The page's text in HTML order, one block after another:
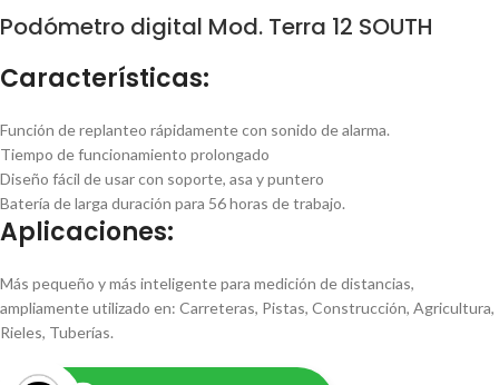
Podómetro digital Mod. Terra 12 SOUTH
Características:
Función de replanteo rápidamente con sonido de alarma.
Tiempo de funcionamiento prolongado
Diseño fácil de usar con soporte, asa y puntero
Batería de larga duración para 56 horas de trabajo.
Aplicaciones:
Más pequeño y más inteligente para medición de distancias,
ampliamente utilizado en: Carreteras, Pistas, Construcción, Agricultura,
Rieles, Tuberías.